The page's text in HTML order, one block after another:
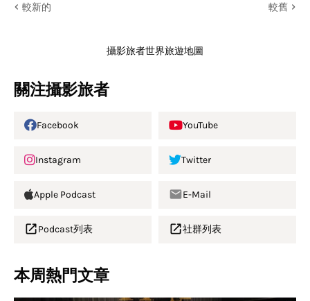
較新的 較舊
攝影旅者世界旅遊地圖
關注攝影旅者
Facebook YouTube
Instagram Twitter
Apple Podcast E-Mail
Podcast列表 社群列表
本周熱門文章